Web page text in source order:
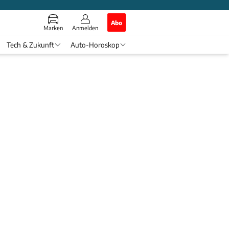
Marken Anmelden
Abo
Tech & Zukunft Auto-Horoskop